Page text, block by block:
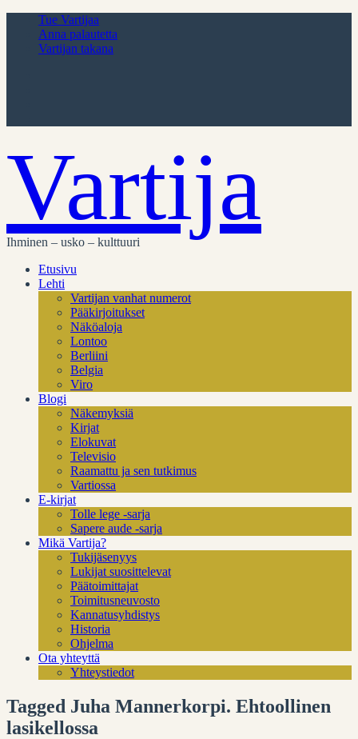
Tue Vartijaa
Anna palautetta
Vartijan takana
Vartija
Ihminen – usko – kulttuuri
Etusivu
Lehti
Vartijan vanhat numerot
Pääkirjoitukset
Näköaloja
Lontoo
Berliini
Belgia
Viro
Blogi
Näkemyksiä
Kirjat
Elokuvat
Televisio
Raamattu ja sen tutkimus
Vartiossa
E-kirjat
Tolle lege -sarja
Sapere aude -sarja
Mikä Vartija?
Tukijäsenyys
Lukijat suosittelevat
Päätoimittajat
Toimitusneuvosto
Kannatusyhdistys
Historia
Ohjelma
Ota yhteyttä
Yhteystiedot
Tagged Juha Mannerkorpi. Ehtoollinen
lasikellossa